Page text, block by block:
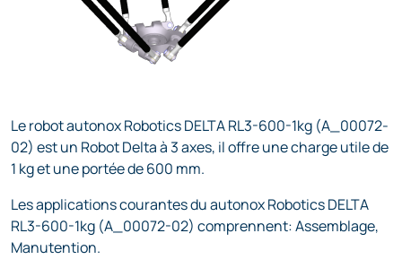
Le robot autonox Robotics DELTA RL3-600-1kg (A_00072-
02) est un Robot Delta à 3 axes, il offre une charge utile de
1 kg et une portée de 600 mm.
Les applications courantes du autonox Robotics DELTA
RL3-600-1kg (A_00072-02) comprennent: Assemblage,
Manutention.